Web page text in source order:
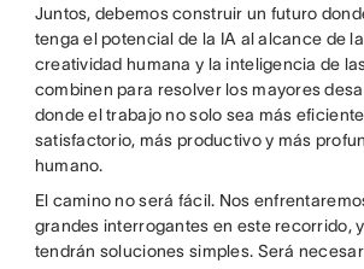
Juntos, debemos construir un futuro
tenga el potencial de la IA al alcance de
creatividad humana y la inteligencia de
combinen para resolver los mayores
donde el trabajo no solo sea más
satisfactorio, más productivo y más
humano.
El camino no será fácil. Nos
grandes interrogantes en este recorrido,
tendrán soluciones simples. Será